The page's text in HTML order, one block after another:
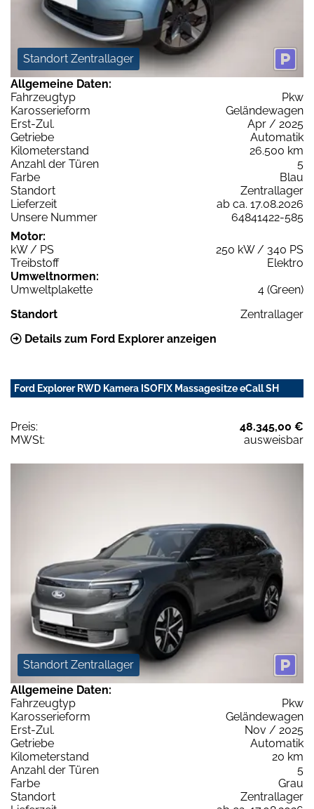
Standort Zentrallager
Allgemeine Daten:
Fahrzeugtyp
Pkw
Karosserieform
Geländewagen
Erst-Zul.
Apr / 2025
Getriebe
Automatik
Kilometerstand
26.500 km
Anzahl der Türen
5
Farbe
Blau
Standort
Zentrallager
Lieferzeit
ab ca. 17.08.2026
Unsere Nummer
64841422-585
Motor:
kW / PS
250 kW / 340 PS
Treibstoff
Elektro
Umweltnormen:
Umweltplakette
4 (Green)
Standort
Zentrallager
Details zum Ford Explorer anzeigen
Ford Explorer RWD Kamera ISOFIX Massagesitze eCall SH
Preis:
48.345,00 €
MWSt:
ausweisbar
Standort Zentrallager
Allgemeine Daten:
Fahrzeugtyp
Pkw
Karosserieform
Geländewagen
Erst-Zul.
Nov / 2025
Getriebe
Automatik
Kilometerstand
20 km
Anzahl der Türen
5
Farbe
Grau
Standort
Zentrallager